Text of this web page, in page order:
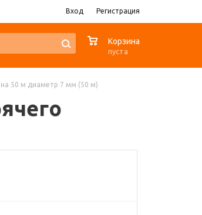
Вход Регистрация
Корзина
пуста
50 м диаметр 7 мм (50 м)